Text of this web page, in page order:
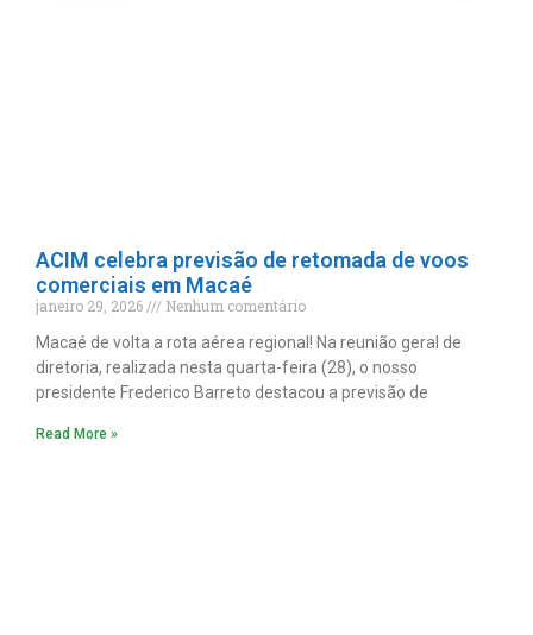
ACIM celebra previsão de retomada de voos
comerciais em Macaé
janeiro 29, 2026
Nenhum comentário
Macaé de volta a rota aérea regional! Na reunião geral de
diretoria, realizada nesta quarta-feira (28), o nosso
presidente Frederico Barreto destacou a previsão de
Read More »